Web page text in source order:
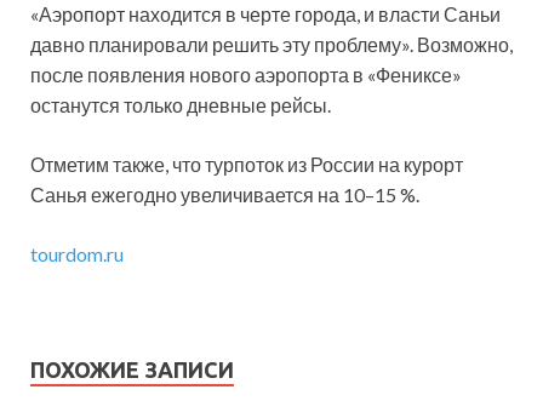
«Аэропорт находится в черте города, и власти Саньи
давно планировали решить эту проблему». Возможно,
после появления нового аэропорта в «Фениксе»
останутся только дневные рейсы.
Отметим также, что турпоток из России на курорт
Санья ежегодно увеличивается на 10–15 %.
tourdom.ru
ПОХОЖИЕ ЗАПИСИ